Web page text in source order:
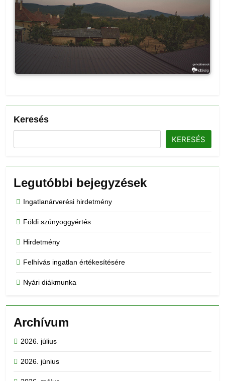
Keresés
KERESÉS
Legutóbbi bejegyzések
Ingatlanárverési hirdetmény
Földi szúnyoggyértés
Hirdetmény
Felhívás ingatlan értékesítésére
Nyári diákmunka
Archívum
2026. július
2026. június